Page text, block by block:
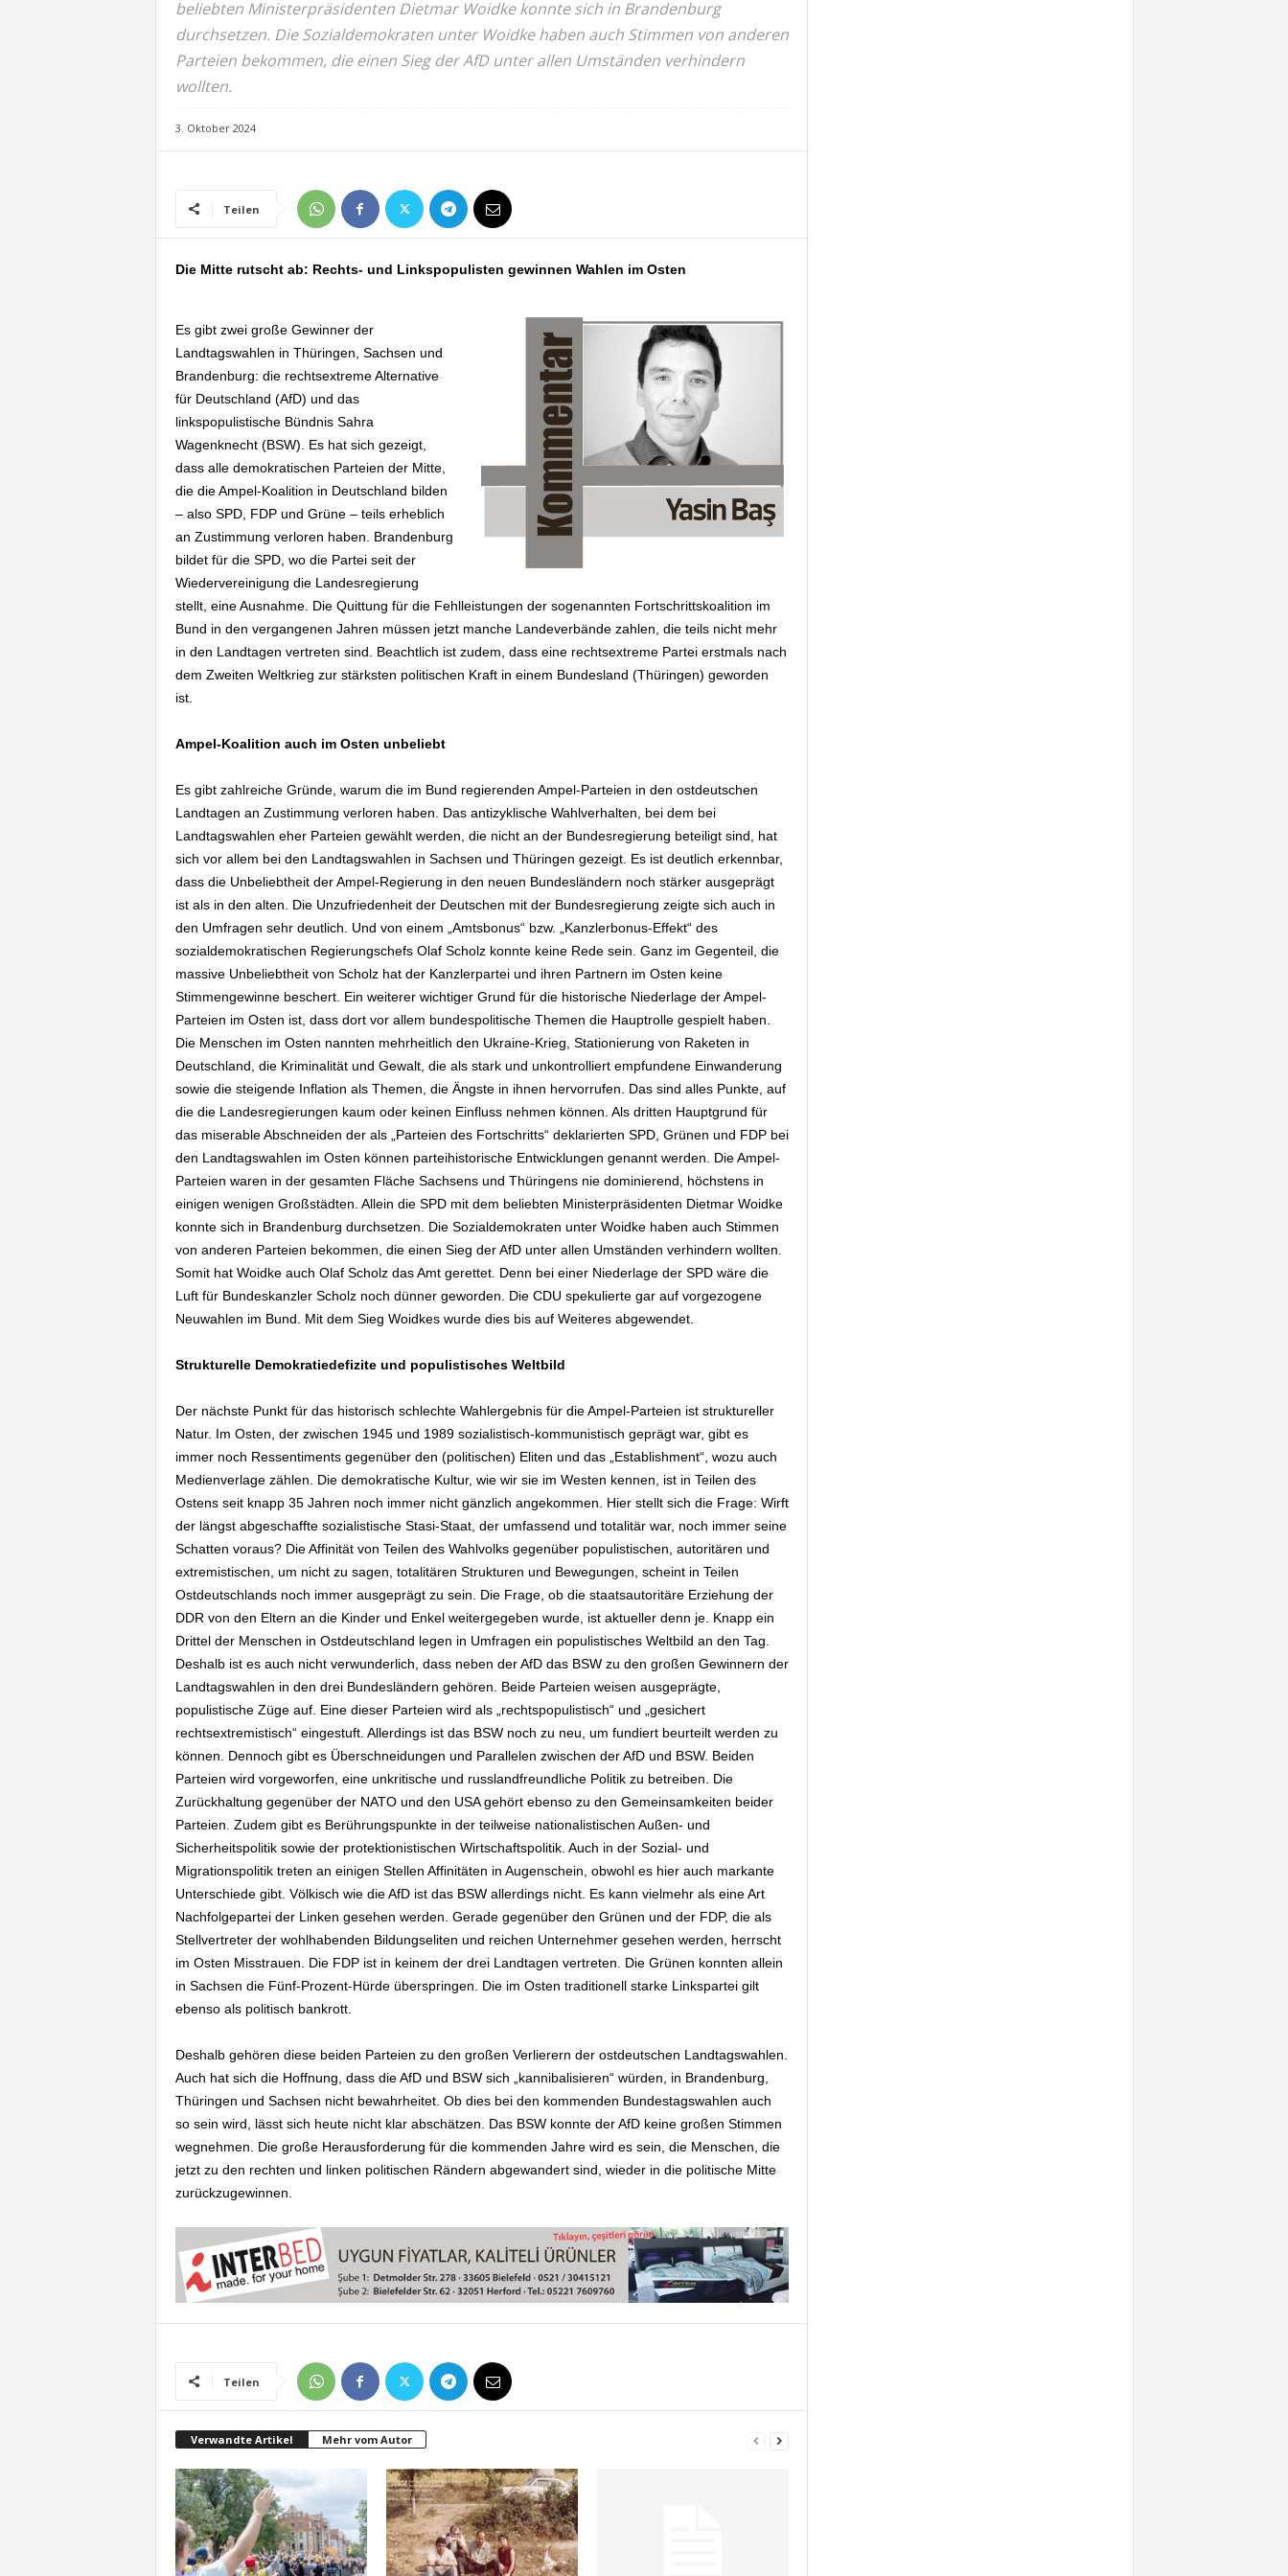
beliebten Ministerpräsidenten Dietmar Woidke konnte sich in Brandenburg
durchsetzen. Die Sozialdemokraten unter Woidke haben auch Stimmen von anderen
Parteien bekommen, die einen Sieg der AfD unter allen Umständen verhindern
wollten.
3. Oktober 2024
Teilen
Die Mitte rutscht ab: Rechts- und Linkspopulisten gewinnen Wahlen im Osten
Es gibt zwei große Gewinner der
Landtagswahlen in Thüringen, Sachsen und
Brandenburg: die rechtsextreme Alternative
für Deutschland (AfD) und das
linkspopulistische Bündnis Sahra
Wagenknecht (BSW). Es hat sich gezeigt,
dass alle demokratischen Parteien der Mitte,
die die Ampel-Koalition in Deutschland bilden
– also SPD, FDP und Grüne – teils erheblich
an Zustimmung verloren haben. Brandenburg
bildet für die SPD, wo die Partei seit der
Wiedervereinigung die Landesregierung
stellt, eine Ausnahme. Die Quittung für die Fehlleistungen der sogenannten Fortschrittskoalition im
Bund in den vergangenen Jahren müssen jetzt manche Landeverbände zahlen, die teils nicht mehr
in den Landtagen vertreten sind. Beachtlich ist zudem, dass eine rechtsextreme Partei erstmals nach
dem Zweiten Weltkrieg zur stärksten politischen Kraft in einem Bundesland (Thüringen) geworden
ist.
Ampel-Koalition auch im Osten unbeliebt
Es gibt zahlreiche Gründe, warum die im Bund regierenden Ampel-Parteien in den ostdeutschen
Landtagen an Zustimmung verloren haben. Das antizyklische Wahlverhalten, bei dem bei
Landtagswahlen eher Parteien gewählt werden, die nicht an der Bundesregierung beteiligt sind, hat
sich vor allem bei den Landtagswahlen in Sachsen und Thüringen gezeigt. Es ist deutlich erkennbar,
dass die Unbeliebtheit der Ampel-Regierung in den neuen Bundesländern noch stärker ausgeprägt
ist als in den alten. Die Unzufriedenheit der Deutschen mit der Bundesregierung zeigte sich auch in
den Umfragen sehr deutlich. Und von einem „Amtsbonus“ bzw. „Kanzlerbonus-Effekt“ des
sozialdemokratischen Regierungschefs Olaf Scholz konnte keine Rede sein. Ganz im Gegenteil, die
massive Unbeliebtheit von Scholz hat der Kanzlerpartei und ihren Partnern im Osten keine
Stimmengewinne beschert. Ein weiterer wichtiger Grund für die historische Niederlage der Ampel-
Parteien im Osten ist, dass dort vor allem bundespolitische Themen die Hauptrolle gespielt haben.
Die Menschen im Osten nannten mehrheitlich den Ukraine-Krieg, Stationierung von Raketen in
Deutschland, die Kriminalität und Gewalt, die als stark und unkontrolliert empfundene Einwanderung
sowie die steigende Inflation als Themen, die Ängste in ihnen hervorrufen. Das sind alles Punkte, auf
die die Landesregierungen kaum oder keinen Einfluss nehmen können. Als dritten Hauptgrund für
das miserable Abschneiden der als „Parteien des Fortschritts“ deklarierten SPD, Grünen und FDP bei
den Landtagswahlen im Osten können parteihistorische Entwicklungen genannt werden. Die Ampel-
Parteien waren in der gesamten Fläche Sachsens und Thüringens nie dominierend, höchstens in
einigen wenigen Großstädten. Allein die SPD mit dem beliebten Ministerpräsidenten Dietmar Woidke
konnte sich in Brandenburg durchsetzen. Die Sozialdemokraten unter Woidke haben auch Stimmen
von anderen Parteien bekommen, die einen Sieg der AfD unter allen Umständen verhindern wollten.
Somit hat Woidke auch Olaf Scholz das Amt gerettet. Denn bei einer Niederlage der SPD wäre die
Luft für Bundeskanzler Scholz noch dünner geworden. Die CDU spekulierte gar auf vorgezogene
Neuwahlen im Bund. Mit dem Sieg Woidkes wurde dies bis auf Weiteres abgewendet.
Strukturelle Demokratiedefizite und populistisches Weltbild
Der nächste Punkt für das historisch schlechte Wahlergebnis für die Ampel-Parteien ist struktureller
Natur. Im Osten, der zwischen 1945 und 1989 sozialistisch-kommunistisch geprägt war, gibt es
immer noch Ressentiments gegenüber den (politischen) Eliten und das „Establishment“, wozu auch
Medienverlage zählen. Die demokratische Kultur, wie wir sie im Westen kennen, ist in Teilen des
Ostens seit knapp 35 Jahren noch immer nicht gänzlich angekommen. Hier stellt sich die Frage: Wirft
der längst abgeschaffte sozialistische Stasi-Staat, der umfassend und totalitär war, noch immer seine
Schatten voraus? Die Affinität von Teilen des Wahlvolks gegenüber populistischen, autoritären und
extremistischen, um nicht zu sagen, totalitären Strukturen und Bewegungen, scheint in Teilen
Ostdeutschlands noch immer ausgeprägt zu sein. Die Frage, ob die staatsautoritäre Erziehung der
DDR von den Eltern an die Kinder und Enkel weitergegeben wurde, ist aktueller denn je. Knapp ein
Drittel der Menschen in Ostdeutschland legen in Umfragen ein populistisches Weltbild an den Tag.
Deshalb ist es auch nicht verwunderlich, dass neben der AfD das BSW zu den großen Gewinnern der
Landtagswahlen in den drei Bundesländern gehören. Beide Parteien weisen ausgeprägte,
populistische Züge auf. Eine dieser Parteien wird als „rechtspopulistisch“ und „gesichert
rechtsextremistisch“ eingestuft. Allerdings ist das BSW noch zu neu, um fundiert beurteilt werden zu
können. Dennoch gibt es Überschneidungen und Parallelen zwischen der AfD und BSW. Beiden
Parteien wird vorgeworfen, eine unkritische und russlandfreundliche Politik zu betreiben. Die
Zurückhaltung gegenüber der NATO und den USA gehört ebenso zu den Gemeinsamkeiten beider
Parteien. Zudem gibt es Berührungspunkte in der teilweise nationalistischen Außen- und
Sicherheitspolitik sowie der protektionistischen Wirtschaftspolitik. Auch in der Sozial- und
Migrationspolitik treten an einigen Stellen Affinitäten in Augenschein, obwohl es hier auch markante
Unterschiede gibt. Völkisch wie die AfD ist das BSW allerdings nicht. Es kann vielmehr als eine Art
Nachfolgepartei der Linken gesehen werden. Gerade gegenüber den Grünen und der FDP, die als
Stellvertreter der wohlhabenden Bildungseliten und reichen Unternehmer gesehen werden, herrscht
im Osten Misstrauen. Die FDP ist in keinem der drei Landtagen vertreten. Die Grünen konnten allein
in Sachsen die Fünf-Prozent-Hürde überspringen. Die im Osten traditionell starke Linkspartei gilt
ebenso als politisch bankrott.
Deshalb gehören diese beiden Parteien zu den großen Verlierern der ostdeutschen Landtagswahlen.
Auch hat sich die Hoffnung, dass die AfD und BSW sich „kannibalisieren“ würden, in Brandenburg,
Thüringen und Sachsen nicht bewahrheitet. Ob dies bei den kommenden Bundestagswahlen auch
so sein wird, lässt sich heute nicht klar abschätzen. Das BSW konnte der AfD keine großen Stimmen
wegnehmen. Die große Herausforderung für die kommenden Jahre wird es sein, die Menschen, die
jetzt zu den rechten und linken politischen Rändern abgewandert sind, wieder in die politische Mitte
zurückzugewinnen.
Teilen
Verwandte Artikel Mehr vom Autor